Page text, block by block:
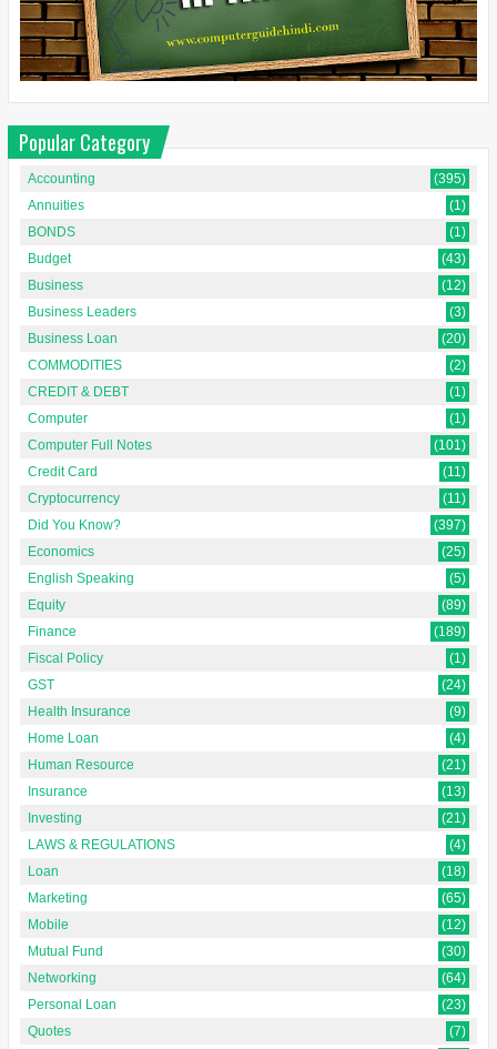
Popular Category
Accounting
(395)
Annuities
(1)
BONDS
(1)
Budget
(43)
Business
(12)
Business Leaders
(3)
Business Loan
(20)
COMMODITIES
(2)
CREDIT & DEBT
(1)
Computer
(1)
Computer Full Notes
(101)
Credit Card
(11)
Cryptocurrency
(11)
Did You Know?
(397)
Economics
(25)
English Speaking
(5)
Equity
(89)
Finance
(189)
Fiscal Policy
(1)
GST
(24)
Health Insurance
(9)
Home Loan
(4)
Human Resource
(21)
Insurance
(13)
Investing
(21)
LAWS & REGULATIONS
(4)
Loan
(18)
Marketing
(65)
Mobile
(12)
Mutual Fund
(30)
Networking
(64)
Personal Loan
(23)
Quotes
(7)